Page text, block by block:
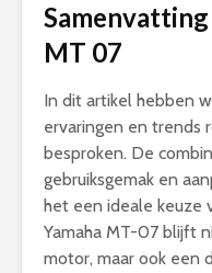
Samenvatting
MT 07
In dit artikel hebben
ervaringen en trends
besproken. De
gebruiksgemak en
het een ideale keuze
Yamaha MT-07 blijft
motor, maar ook een